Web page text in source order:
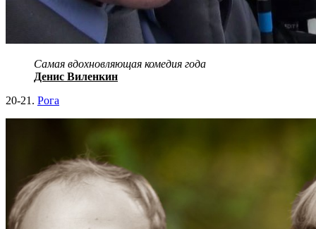
Самая вдохновляющая комедия года
Денис Виленкин
20-21. Рога